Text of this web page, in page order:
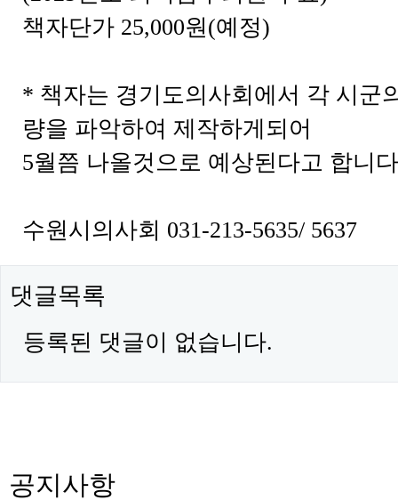
책자단가 25,000원(예정)
* 책자는 경기도의사회에서 각 시군
량을 파악하여 제작하게되어
5월쯤 나올것으로 예상된다고 합니다
수원시의사회 031-213-5635/ 5637
댓글목록
등록된 댓글이 없습니다.
공지사항